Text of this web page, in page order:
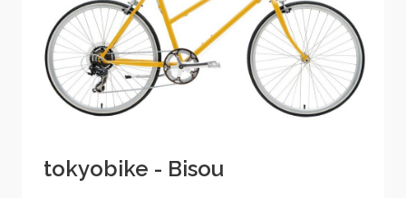
tokyobike - Bisou